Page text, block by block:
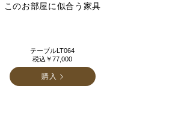
このお部屋に似合う家具
テーブルLT064
税込￥77,000
購入